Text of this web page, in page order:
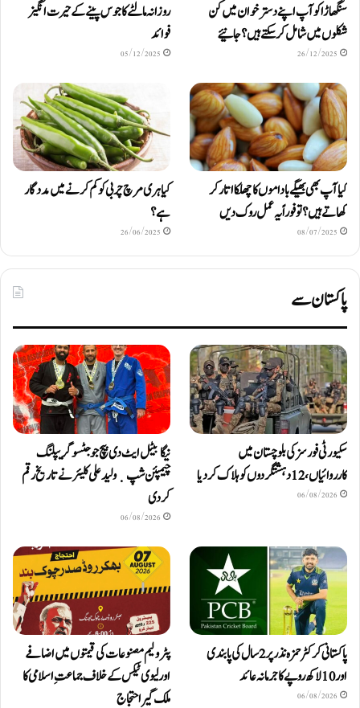
سنگھاڑا کو آپ اپنے دستر خوان میں کن
شکلوں میں شامل کرسکتے ہیں ؟ جانیئے
26/12/2025
روزانہ مالٹے کا جوس پینے کے حیرت انگیز
فوائد
05/12/2025
کیا آپ بھی بھیگے باداموں کا چھلکا اتار کر
کھاتے ہیں؟ تو فوراً یہ عمل روک دیں
08/07/2025
کیا ہری مرچ چربی کو کم کرنے میں مددگار
ہے؟
26/06/2025
پاکستان سے
سکیورٹی فورسز کی بلوچستان میں
کارروائیاں، 12 دہشتگردوں کو ہلاک کردیا
06/08/2026
نیگا بیٹل ایٹ دی بیچ جوجٹسو گریپلنگ
چیمپئن شپ ٜ ولید علی کلیئر نے تاریخ رقم
کر دی
06/08/2026
پاکستانی کرکٹر حمزہ نذر پر 2 سال کی پابندی
اور 10 لاکھ روپےکا جرمانہ عائد
06/08/2026
پٹرولیم مصنوعات کی قیمتوں میں اضافے
اور لیوی ٹیکس کے خلاف جماعتِ اسلامی کا
ملک گیر احتجاج